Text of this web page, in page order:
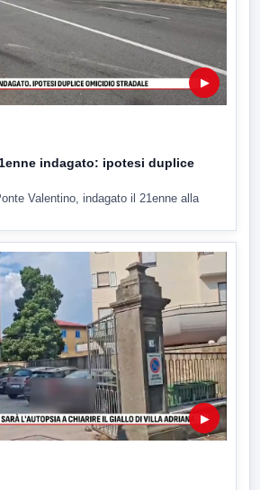
▶
indagato: ipotesi duplice
Valentino, indagato il 21enne alla
▶